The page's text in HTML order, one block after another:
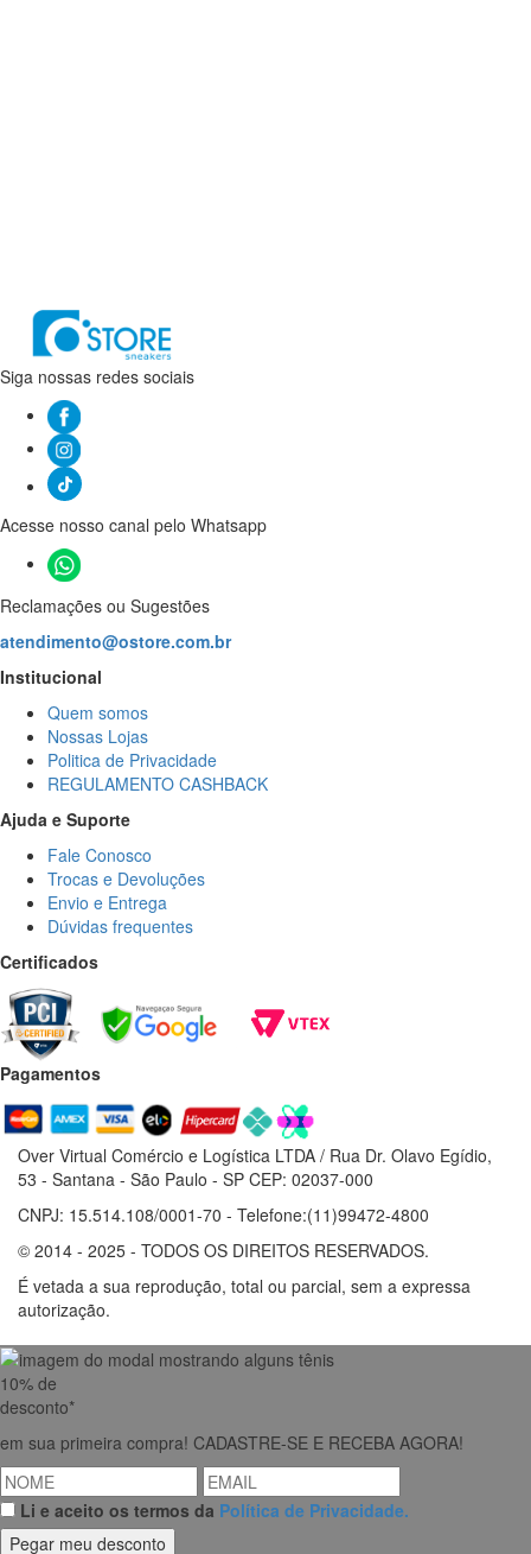
Siga nossas redes sociais
Acesse nosso canal pelo Whatsapp
Reclamações ou Sugestões
atendimento@ostore.com.br
Institucional
Quem somos
Nossas Lojas
Politica de Privacidade
REGULAMENTO CASHBACK
Ajuda e Suporte
Fale Conosco
Trocas e Devoluções
Envio e Entrega
Dúvidas frequentes
Certificados
Pagamentos
Over Virtual Comércio e Logística LTDA / Rua Dr. Olavo Egídio,
53 - Santana - São Paulo - SP CEP: 02037-000
CNPJ: 15.514.108/0001-70 - Telefone:(11)99472-4800
© 2014 - 2025 - TODOS OS DIREITOS RESERVADOS.
É vetada a sua reprodução, total ou parcial, sem a expressa
autorização.
10% de
desconto*
em sua primeira compra! CADASTRE-SE E RECEBA AGORA!
Li e aceito os termos da Política de Privacidade.
Pegar meu desconto